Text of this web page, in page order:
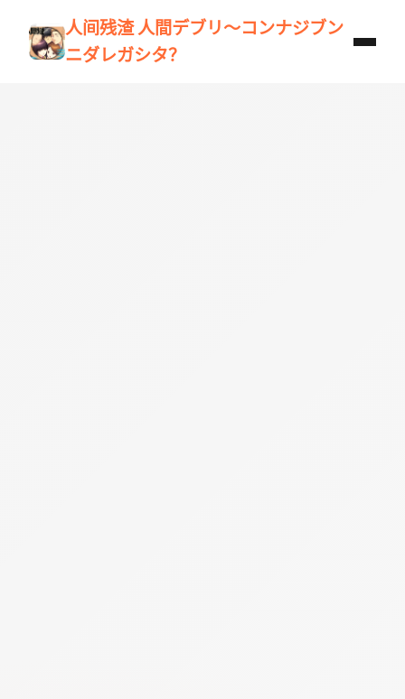
人间残渣 人間デブリ～コンナジブン
ニダレガシタ？